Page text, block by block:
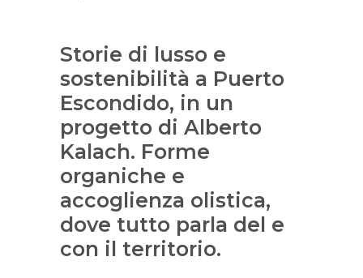
Storie di lusso e
sostenibilità a Puerto
Escondido, in un
progetto di Alberto
Kalach. Forme
organiche e
accoglienza olistica,
dove tutto parla del e
con il territorio.